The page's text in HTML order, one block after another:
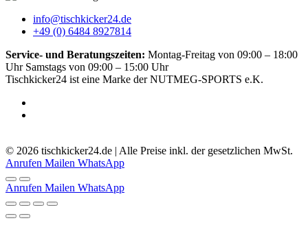
info@tischkicker24.de
+49 (0) 6484 8927814
Service- und Beratungszeiten: Montag-Freitag von 09:00 – 18:00
Uhr Samstags von 09:00 – 15:00 Uhr
Tischkicker24 ist eine Marke der NUTMEG-SPORTS e.K.
© 2026 tischkicker24.de | Alle Preise inkl. der gesetzlichen MwSt.
Anrufen Mailen WhatsApp
Anrufen Mailen WhatsApp